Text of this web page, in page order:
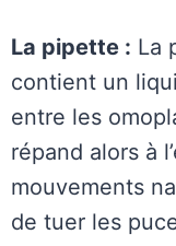
La pipette : La
contient un
entre les
répand alors à
mouvements
de tuer les